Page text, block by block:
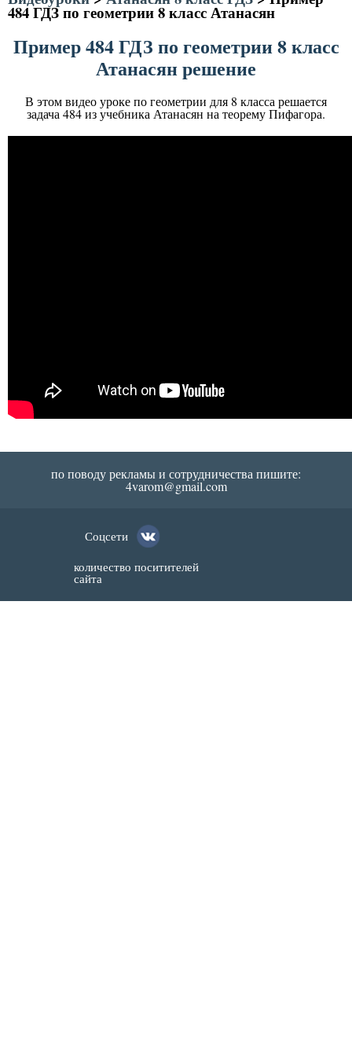
484 ГДЗ по геометрии 8 класс Атанасян
Пример 484 ГДЗ по геометрии 8 класс
Атанасян решение
В этом видео уроке по геометрии для 8 класса решается
задача 484 из учебника Атанасян на теорему Пифагора.
по поводу рекламы и сотрудничества пишите:
4varom@gmail.com
Соцсети
количество поситителей
сайта